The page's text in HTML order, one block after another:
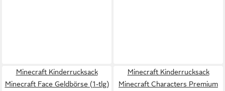
Minecraft Kinderrucksack
Minecraft Face Geldbörse (1-tlg)
Minecraft Kinderrucksack
Minecraft Characters Premium